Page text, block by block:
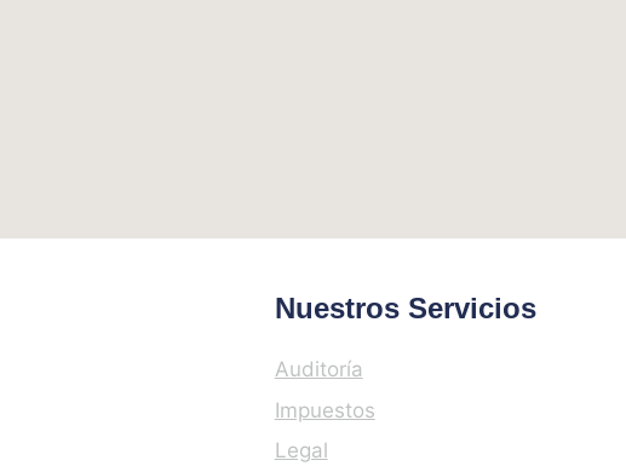
Nuestros Servicios
Auditoría
Impuestos
Legal